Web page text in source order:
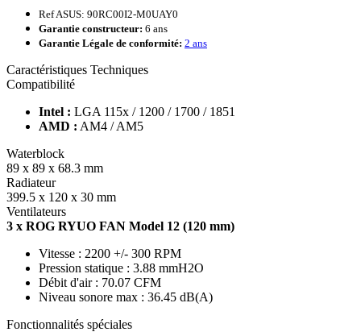
Ref ASUS: 90RC00I2-M0UAY0
Garantie constructeur: 6 ans
Garantie Légale de conformité: 2 ans
Caractéristiques Techniques
Compatibilité
Intel : LGA 115x / 1200 / 1700 / 1851
AMD : AM4 / AM5
Waterblock
89 x 89 x 68.3 mm
Radiateur
399.5 x 120 x 30 mm
Ventilateurs
3 x ROG RYUO FAN Model 12 (120 mm)
Vitesse : 2200 +/- 300 RPM
Pression statique : 3.88 mmH2O
Débit d'air : 70.07 CFM
Niveau sonore max : 36.45 dB(A)
Fonctionnalités spéciales